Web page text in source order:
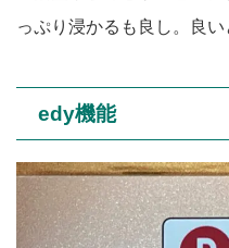
っぷり浸かるも良し。良い
edy機能